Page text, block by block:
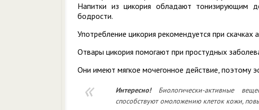
Напитки из цикория обладают тонизирующим
бодрости.
Употребление цикория рекомендуется при скачках
Отвары цикория помогают при простудных
Они имеют мягкое мочегонное действие, поэтому
Интересно!
Биологически-активные
способствуют омоложению клеток кожи,